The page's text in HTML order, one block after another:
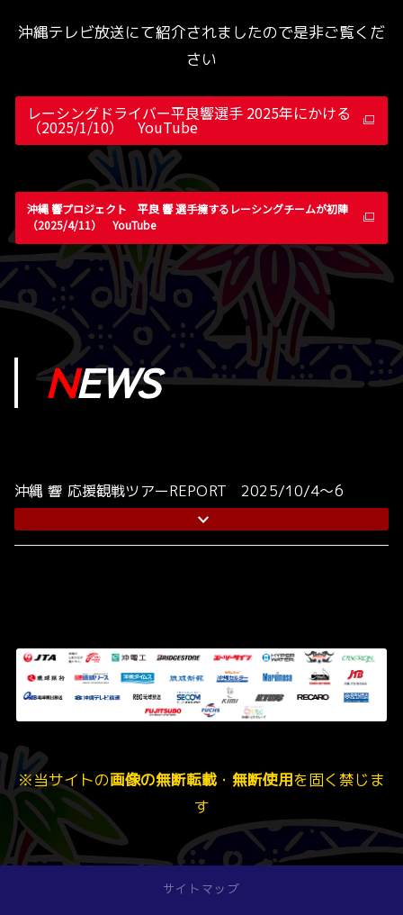
沖縄テレビ放送にて紹介されましたので是非ご覧くだ
さい
レーシングドライバー平良響選手 2025年にかける
（2025/1/10） YouTube
沖縄 響プロジェクト 平良 響 選手擁するレーシングチームが初陣
（2025/4/11） YouTube
NEWS
沖縄 響 応援観戦ツアーREPORT 2025/10/4～6
※当サイトの画像の無断転載 ・ 無断使用を固く禁じま
す
サイトマップ